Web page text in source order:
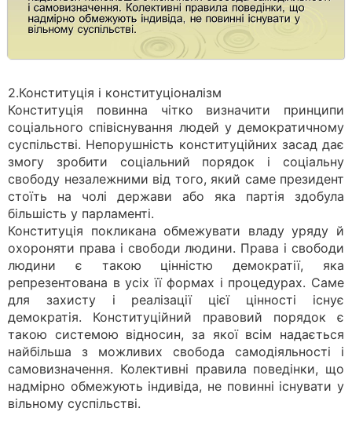
2.Конституція і конституціоналізм
Конституція повинна чітко визначити принципи
соціального співіснування людей у демократичному
суспільстві. Непорушність конституційних засад дає
змогу зробити соціальний порядок і соціальну
свободу незалежними від того, який саме президент
стоїть на чолі держави або яка партія здобула
більшість у парламенті.
Конституція покликана обмежувати владу уряду й
охороняти права і свободи людини. Права і свободи
людини є такою цінністю демократії, яка
репрезентована в усіх її формах і процедурах. Саме
для захисту і реалізації цієї цінності існує
демократія. Конституційний правовий порядок є
такою системою відносин, за якої всім надається
найбільша з можливих свобода самодіяльності і
самовизначення. Колективні правила поведінки, що
надмірно обмежують індивіда, не повинні існувати у
вільному суспільстві.